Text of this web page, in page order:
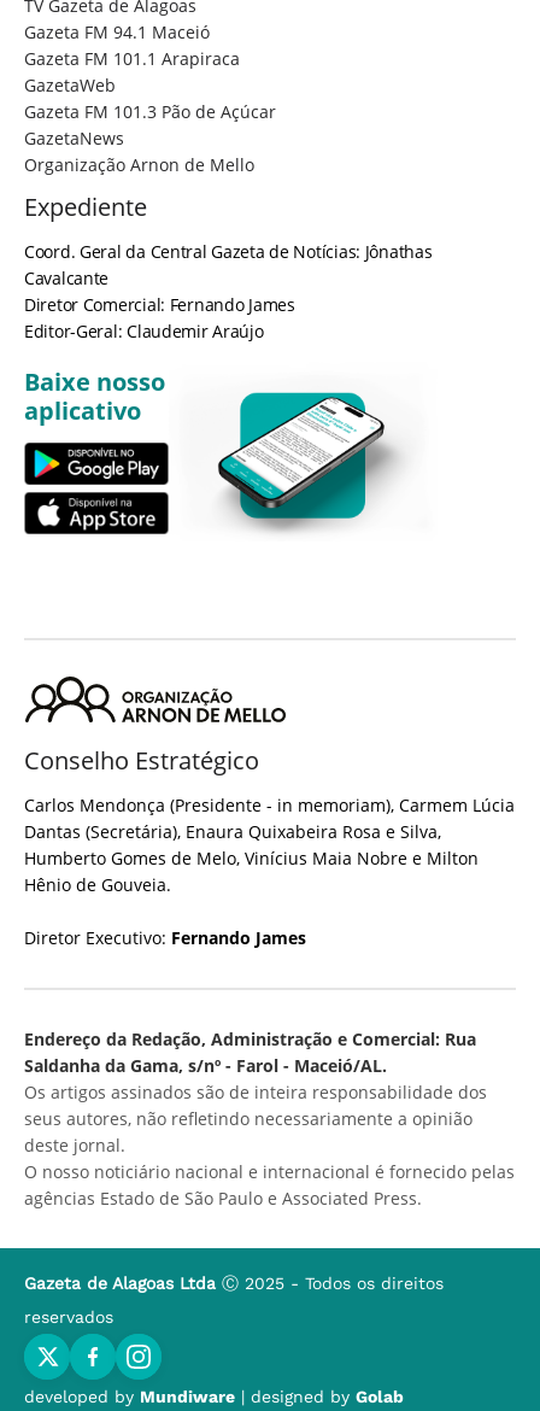
TV Gazeta de Alagoas
Gazeta FM 94.1 Maceió
Gazeta FM 101.1 Arapiraca
GazetaWeb
Gazeta FM 101.3 Pão de Açúcar
GazetaNews
Organização Arnon de Mello
Expediente
Coord. Geral da Central Gazeta de Notícias: Jônathas
Cavalcante
Diretor Comercial: Fernando James
Editor-Geral: Claudemir Araújo
Baixe nosso
aplicativo
Conselho Estratégico
Carlos Mendonça (Presidente - in memoriam), Carmem Lúcia
Dantas (Secretária), Enaura Quixabeira Rosa e Silva,
Humberto Gomes de Melo, Vinícius Maia Nobre e Milton
Hênio de Gouveia.
Diretor Executivo: Fernando James
Endereço da Redação, Administração e Comercial: Rua
Saldanha da Gama, s/nº - Farol - Maceió/AL.
Os artigos assinados são de inteira responsabilidade dos
seus autores, não refletindo necessariamente a opinião
deste jornal.
O nosso noticiário nacional e internacional é fornecido pelas
agências Estado de São Paulo e Associated Press.
Gazeta de Alagoas Ltda Ⓒ 2025 - Todos os direitos
reservados
developed by Mundiware | designed by Golab